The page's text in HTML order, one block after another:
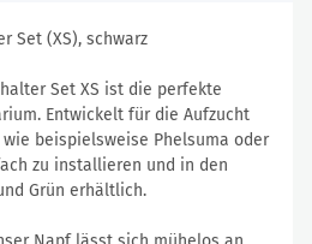
Set (XS), schwarz
Set XS ist die perfekte
Entwickelt für die Aufzucht
beispielsweise Phelsuma oder
zu installieren und in den
Grün erhältlich.